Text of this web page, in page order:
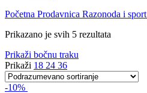
Početna Prodavnica Razonoda i sport
Prikazano je svih 5 rezultata
Prikaži bočnu traku
Prikaži 18 24 36
-10%